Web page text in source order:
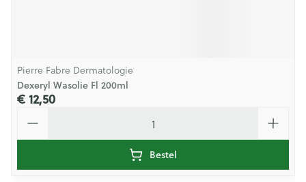
Pierre Fabre Dermatologie
Dexeryl Wasolie Fl 200ml
€ 12,50
Bestel